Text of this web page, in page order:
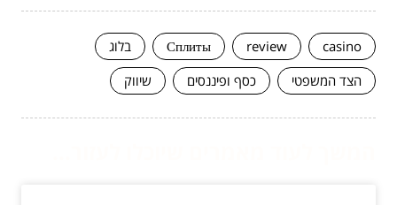
casino
review
Сплиты
בלוג
הצד המשפטי
כסף ופיננסים שיווק